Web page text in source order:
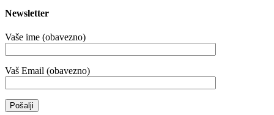
Newsletter
Vaše ime (obavezno)
Vaš Email (obavezno)